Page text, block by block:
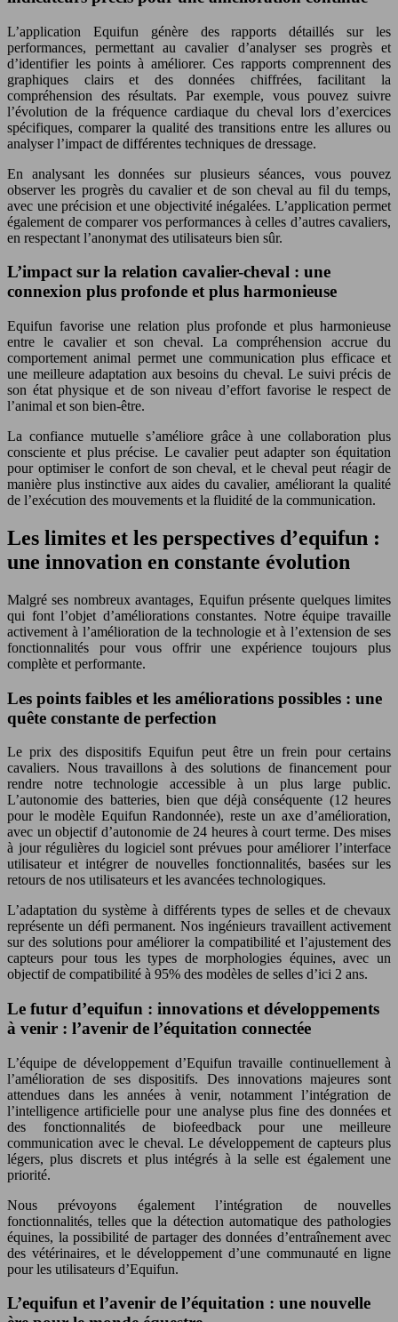
L’application Equifun génère des rapports détaillés sur les
performances, permettant au cavalier d’analyser ses progrès et
d’identifier les points à améliorer. Ces rapports comprennent des
graphiques clairs et des données chiffrées, facilitant la
compréhension des résultats. Par exemple, vous pouvez suivre
l’évolution de la fréquence cardiaque du cheval lors d’exercices
spécifiques, comparer la qualité des transitions entre les allures ou
analyser l’impact de différentes techniques de dressage.
En analysant les données sur plusieurs séances, vous pouvez
observer les progrès du cavalier et de son cheval au fil du temps,
avec une précision et une objectivité inégalées. L’application permet
également de comparer vos performances à celles d’autres cavaliers,
en respectant l’anonymat des utilisateurs bien sûr.
L’impact sur la relation cavalier-cheval : une
connexion plus profonde et plus harmonieuse
Equifun favorise une relation plus profonde et plus harmonieuse
entre le cavalier et son cheval. La compréhension accrue du
comportement animal permet une communication plus efficace et
une meilleure adaptation aux besoins du cheval. Le suivi précis de
son état physique et de son niveau d’effort favorise le respect de
l’animal et son bien-être.
La confiance mutuelle s’améliore grâce à une collaboration plus
consciente et plus précise. Le cavalier peut adapter son équitation
pour optimiser le confort de son cheval, et le cheval peut réagir de
manière plus instinctive aux aides du cavalier, améliorant la qualité
de l’exécution des mouvements et la fluidité de la communication.
Les limites et les perspectives d’equifun :
une innovation en constante évolution
Malgré ses nombreux avantages, Equifun présente quelques limites
qui font l’objet d’améliorations constantes. Notre équipe travaille
activement à l’amélioration de la technologie et à l’extension de ses
fonctionnalités pour vous offrir une expérience toujours plus
complète et performante.
Les points faibles et les améliorations possibles : une
quête constante de perfection
Le prix des dispositifs Equifun peut être un frein pour certains
cavaliers. Nous travaillons à des solutions de financement pour
rendre notre technologie accessible à un plus large public.
L’autonomie des batteries, bien que déjà conséquente (12 heures
pour le modèle Equifun Randonnée), reste un axe d’amélioration,
avec un objectif d’autonomie de 24 heures à court terme. Des mises
à jour régulières du logiciel sont prévues pour améliorer l’interface
utilisateur et intégrer de nouvelles fonctionnalités, basées sur les
retours de nos utilisateurs et les avancées technologiques.
L’adaptation du système à différents types de selles et de chevaux
représente un défi permanent. Nos ingénieurs travaillent activement
sur des solutions pour améliorer la compatibilité et l’ajustement des
capteurs pour tous les types de morphologies équines, avec un
objectif de compatibilité à 95% des modèles de selles d’ici 2 ans.
Le futur d’equifun : innovations et développements
à venir : l’avenir de l’équitation connectée
L’équipe de développement d’Equifun travaille continuellement à
l’amélioration de ses dispositifs. Des innovations majeures sont
attendues dans les années à venir, notamment l’intégration de
l’intelligence artificielle pour une analyse plus fine des données et
des fonctionnalités de biofeedback pour une meilleure
communication avec le cheval. Le développement de capteurs plus
légers, plus discrets et plus intégrés à la selle est également une
priorité.
Nous prévoyons également l’intégration de nouvelles
fonctionnalités, telles que la détection automatique des pathologies
équines, la possibilité de partager des données d’entraînement avec
des vétérinaires, et le développement d’une communauté en ligne
pour les utilisateurs d’Equifun.
L’equifun et l’avenir de l’équitation : une nouvelle